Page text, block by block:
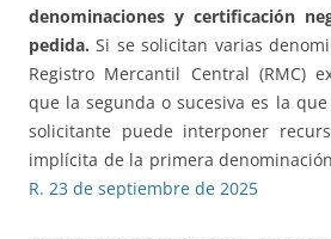
denominaciones y certificación
pedida. Si se solicitan varias
Registro Mercantil Central (RMC)
que la segunda o sucesiva es la
solicitante puede interponer
implícita de la primera
R. 23 de septiembre de 2025